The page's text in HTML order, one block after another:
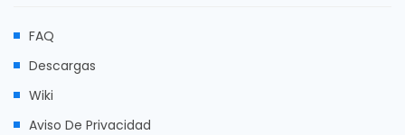
FAQ
Descargas
Wiki
Aviso De Privacidad